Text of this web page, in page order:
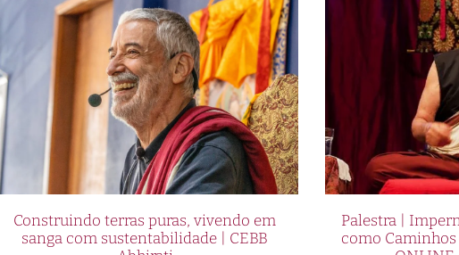
Construindo terras puras, vivendo em
sanga com sustentabilidade | CEBB
Palestra |
como Caminhos